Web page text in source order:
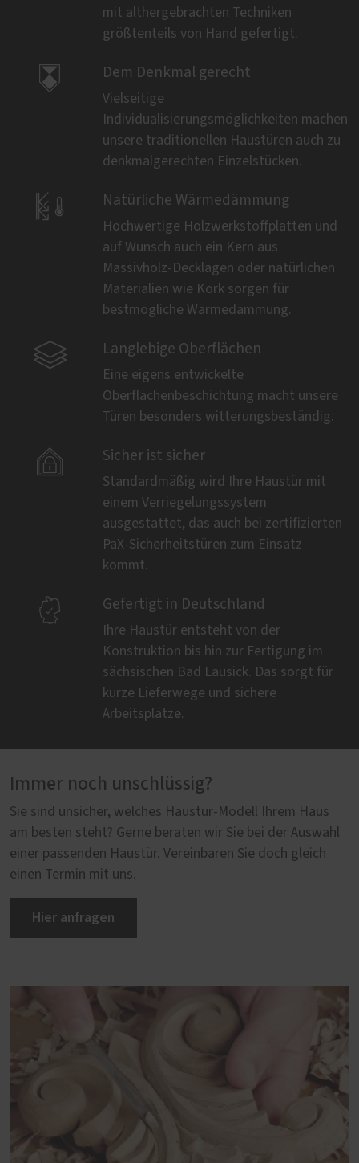
mit althergebrachten Techniken
größtenteils von Hand gefertigt.
 Dem Denkmal gerecht
Vielseitige
Individualisierungsmöglichkeiten machen
unsere traditionellen Haustüren auch zu
denkmalgerechten Einzelstücken.
 Natürliche Wärmedämmung
Hochwertige Holzwerkstoffplatten und
auf Wunsch auch ein Kern aus
Massivholz-Decklagen oder natürlichen
Materialien wie Kork sorgen für
bestmögliche Wärmedämmung.
 Langlebige Oberflächen
Eine eigens entwickelte
Oberflächenbeschichtung macht unsere
Türen besonders witterungsbeständig.
 Sicher ist sicher
Standardmäßig wird Ihre Haustür mit
einem Verriegelungssystem
ausgestattet, das auch bei zertifizierten
PaX-Sicherheitstüren zum Einsatz
kommt.
 Gefertigt in Deutschland
Ihre Haustür entsteht von der
Konstruktion bis hin zur Fertigung im
sächsischen Bad Lausick. Das sorgt für
kurze Lieferwege und sichere
Arbeitsplätze.
Immer noch unschlüssig?
Sie sind unsicher, welches Haustür-Modell Ihrem Haus
am besten steht? Gerne beraten wir Sie bei der Auswahl
einer passenden Haustür. Vereinbaren Sie doch gleich
einen Termin mit uns.
Hier anfragen